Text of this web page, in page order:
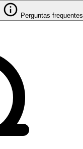
Perguntas frequentes